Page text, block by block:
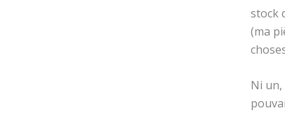
stock
(ma
Ni